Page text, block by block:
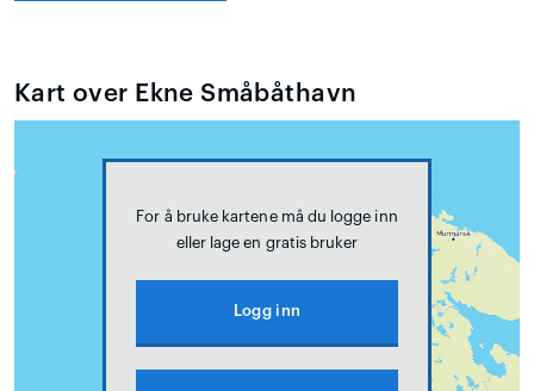
Kart over Ekne Småbåthavn
For å bruke kartene må du logge inn
eller lage en gratis bruker
Logg inn